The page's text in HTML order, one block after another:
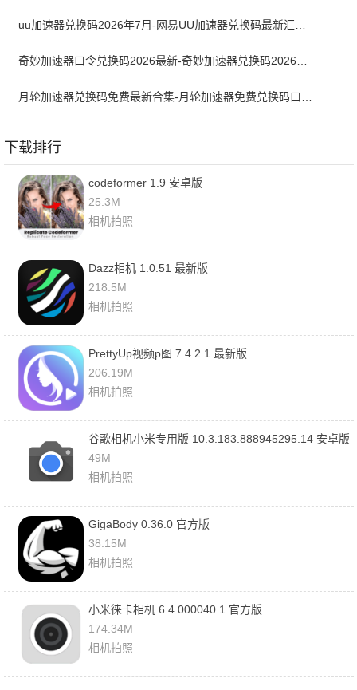
下载排行
codeformer 1.9 安卓版
25.3M
相机拍照
Dazz相机 1.0.51 最新版
218.5M
相机拍照
PrettyUp视频p图 7.4.2.1 最新版
206.19M
相机拍照
谷歌相机小米专用版 10.3.183.888945295.14 安卓版
49M
相机拍照
GigaBody 0.36.0 官方版
38.15M
相机拍照
小米徕卡相机 6.4.000040.1 官方版
174.34M
相机拍照